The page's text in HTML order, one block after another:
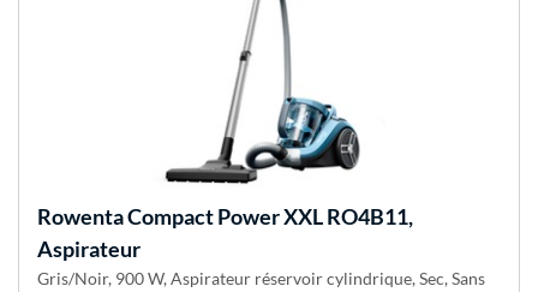
RowentaCompact Power XXL RO4B11,
Aspirateur
Gris/Noir, 900 W, Aspirateur réservoir cylindrique, Sec, Sans